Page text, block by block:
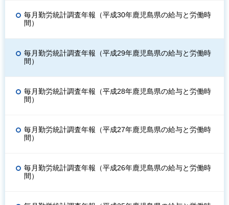
毎月勤労統計調査年報（平成30年鹿児島県の給与と労働時
間）
毎月勤労統計調査年報（平成29年鹿児島県の給与と労働時
間）
毎月勤労統計調査年報（平成28年鹿児島県の給与と労働時
間）
毎月勤労統計調査年報（平成27年鹿児島県の給与と労働時
間）
毎月勤労統計調査年報（平成26年鹿児島県の給与と労働時
間）